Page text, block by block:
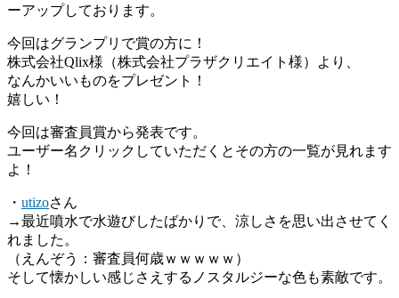
ーアップしております。
今回はグランプリで賞の方に！
株式会社Qlix様（株式会社プラザクリエイト様）より、
なんかいいものをプレゼント！
嬉しい！
今回は審査員賞から発表です。
ユーザー名クリックしていただくとその方の一覧が見れます
よ！
・ utizoさん
→最近噴水で水遊びしたばかりで、涼しさを思い出させてく
れました。
（えんぞう：審査員何歳ｗｗｗｗｗ）
そして懐かしい感じさえするノスタルジーな色も素敵です。